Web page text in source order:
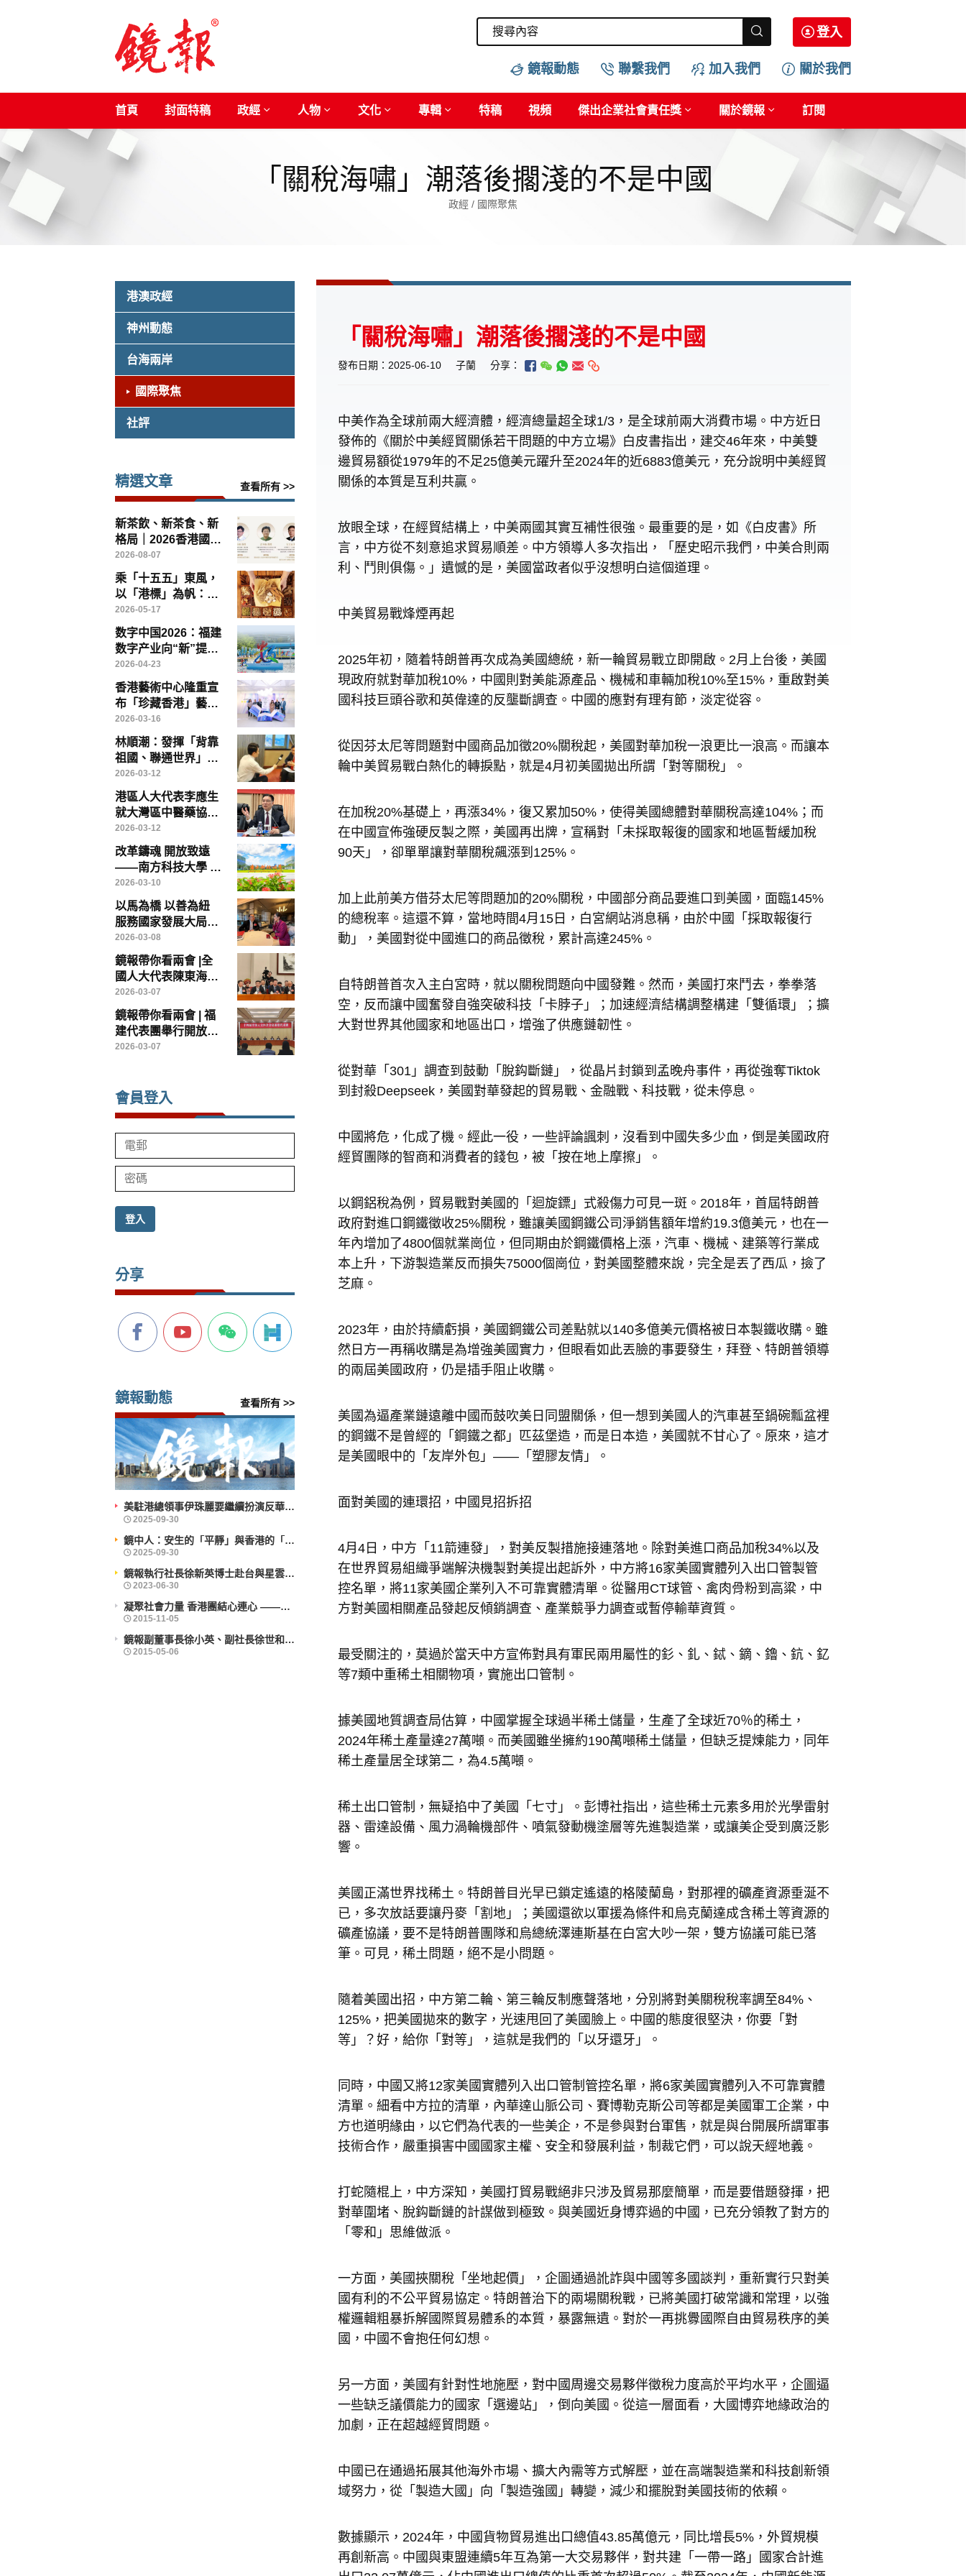
登入
鏡報動態 聯繫我們 加入我們 關於我們
首頁 封面特稿 政經 人物 文化 專輯 特稿 視頻 傑出企業社會責任獎 關於鏡報 訂閱
「關稅海嘯」潮落後擱淺的不是中國
政經 / 國際聚焦
港澳政經
神州動態
台海兩岸
國際聚焦
社評
精選文章 查看所有 >>
新茶飲、新茶食、新
格局｜2026香港國際
茶文化論壇8月14日
灣仔啟幕
2026-08-07
乘「十五五」東風，
以「港標」為帆：香
港如何引領中醫藥高
質量出海
2026-05-17
数字中国2026：福建
数字产业向“新”提
“质”——写在第九届
数字中国建设峰会召
开前夕
2026-04-23
香港藝術中心隆重宣
布「珍藏香港」藝術
博覽將於「藝術三
月」盛大登場
2026-03-16
林順潮：發揮「背靠
祖國、聯通世界」優
勢，香港醫療創新、
教育與醫療旅遊大有
可為
2026-03-12
港區人大代表李應生
就大灣區中醫藥協同
發展提出具體建議 倡
成立專責政策委員會
破解制度瓶頸
2026-03-12
改革鑄魂 開放致遠
——南方科技大學 中
國高等教育改革的範
本
2026-03-10
以馬為橋 以善為紐
服務國家發展大局
——香港鏡報專訪全
國政協常委、香港賽
馬會主席廖長江
2026-03-08
鏡報帶你看兩會 |全
國人大代表陳東海：
以台創園為載體，打
造兩岸農業融合發展
示範樣板
2026-03-07
鏡報帶你看兩會 | 福
建代表團舉行開放團
組會議
2026-03-07
會員登入
登入
分享
鏡報動態 查看所有 >>
美駐港總領事伊珠麗要繼續扮演反華鷹派角色？
鏡中人：安生的「平靜」與香港的「前行」
鏡報執行社長徐新英博士赴台與星雲大師會晤
凝聚社會力量 香港團結心連心 ——企業社會責任活力香港成就動力研討會舉辦
鏡報副董事長徐小英、副社長徐世和博士出席義工活動
「關稅海嘯」潮落後擱淺的不是中國
發布日期：2025-06-10 子蘭 分享：
中美作為全球前兩大經濟體，經濟總量超全球1/3，是全球前兩大消費市場。中方近日
發佈的《關於中美經貿關係若干問題的中方立場》白皮書指出，建交46年來，中美雙
邊貿易額從1979年的不足25億美元躍升至2024年的近6883億美元，充分說明中美經貿
關係的本質是互利共贏。
放眼全球，在經貿結構上，中美兩國其實互補性很強。最重要的是，如《白皮書》所
言，中方從不刻意追求貿易順差。中方領導人多次指出，「歷史昭示我們，中美合則兩
利、鬥則俱傷。」遺憾的是，美國當政者似乎沒想明白這個道理。
中美貿易戰烽煙再起
2025年初，隨着特朗普再次成為美國總統，新一輪貿易戰立即開啟。2月上台後，美國
現政府就對華加稅10%，中國則對美能源產品、機械和車輛加稅10%至15%，重啟對美
國科技巨頭谷歌和英偉達的反壟斷調查。中國的應對有理有節，淡定從容。
從因芬太尼等問題對中國商品加徵20%關稅起，美國對華加稅一浪更比一浪高。而讓本
輪中美貿易戰白熱化的轉捩點，就是4月初美國拋出所謂「對等關稅」。
在加稅20%基礎上，再漲34%，復又累加50%，使得美國總體對華關稅高達104%；而
在中國宣佈強硬反製之際，美國再出牌，宣稱對「未採取報復的國家和地區暫緩加稅
90天」，卻單單讓對華關稅飆漲到125%。
加上此前美方借芬太尼等問題加的20%關稅，中國部分商品要進口到美國，面臨145%
的總稅率。這還不算，當地時間4月15日，白宮網站消息稱，由於中國「採取報復行
動」，美國對從中國進口的商品徵稅，累計高達245%。
自特朗普首次入主白宮時，就以關稅問題向中國發難。然而，美國打來鬥去，拳拳落
空，反而讓中國奮發自強突破科技「卡脖子」；加速經濟結構調整構建「雙循環」；擴
大對世界其他國家和地區出口，增強了供應鏈韌性。
從對華「301」調查到鼓動「脫鈎斷鏈」，從晶片封鎖到孟晚舟事件，再從強奪Tiktok
到封殺Deepseek，美國對華發起的貿易戰、金融戰、科技戰，從未停息。
中國將危，化成了機。經此一役，一些評論諷刺，沒看到中國失多少血，倒是美國政府
經貿團隊的智商和消費者的錢包，被「按在地上摩擦」。
以鋼鋁稅為例，貿易戰對美國的「迴旋鏢」式殺傷力可見一斑。2018年，首屆特朗普
政府對進口鋼鐵徵收25%關稅，雖讓美國鋼鐵公司淨銷售額年增約19.3億美元，也在一
年內增加了4800個就業崗位，但同期由於鋼鐵價格上漲，汽車、機械、建築等行業成
本上升，下游製造業反而損失75000個崗位，對美國整體來說，完全是丟了西瓜，撿了
芝麻。
2023年，由於持續虧損，美國鋼鐵公司差點就以140多億美元價格被日本製鐵收購。雖
然日方一再稱收購是為增強美國實力，但眼看如此丟臉的事要發生，拜登、特朗普領導
的兩屆美國政府，仍是插手阻止收購。
美國為逼產業鏈遠離中國而鼓吹美日同盟關係，但一想到美國人的汽車甚至鍋碗瓢盆裡
的鋼鐵不是曾經的「鋼鐵之都」匹茲堡造，而是日本造，美國就不甘心了。原來，這才
是美國眼中的「友岸外包」——「塑膠友情」。
面對美國的連環招，中國見招拆招
4月4日，中方「11箭連發」，對美反製措施接連落地。除對美進口商品加稅34%以及
在世界貿易組織爭端解決機製對美提出起訴外，中方將16家美國實體列入出口管製管
控名單，將11家美國企業列入不可靠實體清單。從醫用CT球管、禽肉骨粉到高粱，中
方對美國相關產品發起反傾銷調查、產業競爭力調查或暫停輸華資質。
最受關注的，莫過於當天中方宣佈對具有軍民兩用屬性的釤、釓、鋱、鏑、鑥、鈧、釔
等7類中重稀土相關物項，實施出口管制。
據美國地質調查局估算，中國掌握全球過半稀土儲量，生產了全球近70％的稀土，
2024年稀土產量達27萬噸。而美國雖坐擁約190萬噸稀土儲量，但缺乏提煉能力，同年
稀土產量居全球第二，為4.5萬噸。
稀土出口管制，無疑掐中了美國「七寸」。彭博社指出，這些稀土元素多用於光學雷射
器、雷達設備、風力渦輪機部件、噴氣發動機塗層等先進製造業，或讓美企受到廣泛影
響。
美國正滿世界找稀土。特朗普目光早已鎖定遙遠的格陵蘭島，對那裡的礦產資源垂涎不
已，多次放話要讓丹麥「割地」；美國還欲以軍援為條件和烏克蘭達成含稀土等資源的
礦產協議，要不是特朗普團隊和烏總統澤連斯基在白宮大吵一架，雙方協議可能已落
筆。可見，稀土問題，絕不是小問題。
隨着美國出招，中方第二輪、第三輪反制應聲落地，分別將對美關稅稅率調至84%、
125%，把美國拋來的數字，光速甩回了美國臉上。中國的態度很堅決，你要「對
等」？好，給你「對等」，這就是我們的「以牙還牙」。
同時，中國又將12家美國實體列入出口管制管控名單，將6家美國實體列入不可靠實體
清單。細看中方拉的清單，內華達山脈公司、賽博勒克斯公司等都是美國軍工企業，中
方也道明緣由，以它們為代表的一些美企，不是參與對台軍售，就是與台開展所謂軍事
技術合作，嚴重損害中國國家主權、安全和發展利益，制裁它們，可以說天經地義。
打蛇隨棍上，中方深知，美國打貿易戰絕非只涉及貿易那麼簡單，而是要借題發揮，把
對華圍堵、脫鈎斷鏈的計謀做到極致。與美國近身博弈過的中國，已充分領教了對方的
「零和」思維做派。
一方面，美國挾關稅「坐地起價」，企圖通過訛詐與中國等多國談判，重新實行只對美
國有利的不公平貿易協定。特朗普治下的兩場關稅戰，已將美國打破常識和常理，以強
權邏輯粗暴拆解國際貿易體系的本質，暴露無遺。對於一再挑釁國際自由貿易秩序的美
國，中國不會抱任何幻想。
另一方面，美國有針對性地施壓，對中國周邊交易夥伴徵稅力度高於平均水平，企圖逼
一些缺乏議價能力的國家「選邊站」，倒向美國。從這一層面看，大國博弈地緣政治的
加劇，正在超越經貿問題。
中國已在通過拓展其他海外市場、擴大內需等方式解壓，並在高端製造業和科技創新領
域努力，從「製造大國」向「製造強國」轉變，減少和擺脫對美國技術的依賴。
數據顯示，2024年，中國貨物貿易進出口總值43.85萬億元，同比增長5%，外貿規模
再創新高。中國與東盟連續5年互為第一大交易夥伴，對共建「一帶一路」國家合計進